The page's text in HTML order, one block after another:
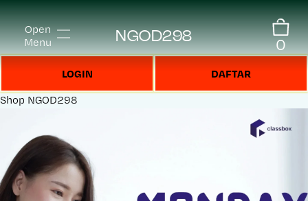
Open
Menu
NGOD298 0
LOGIN DAFTAR
Shop NGOD298